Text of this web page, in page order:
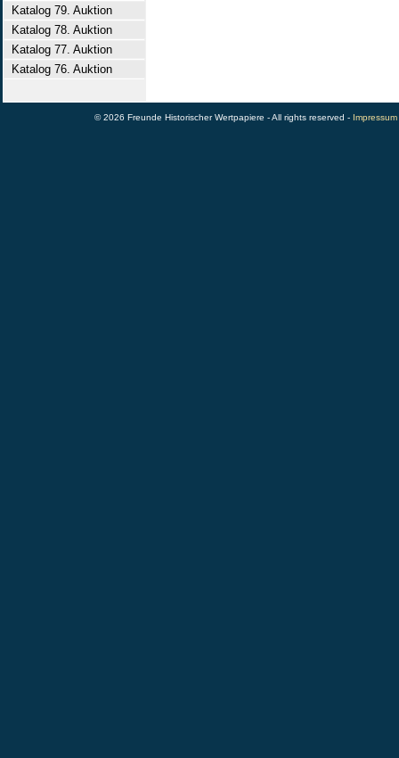
Katalog 79. Auktion
Katalog 78. Auktion
Katalog 77. Auktion
Katalog 76. Auktion
© 2026 Freunde Historischer Wertpapiere - All rights reserved - Impressum